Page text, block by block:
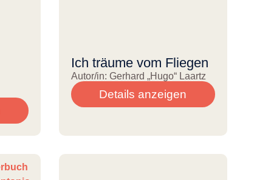
Ich träume vom Fliegen
Autor/in: Gerhard „Hugo“ Laartz
Details anzeigen